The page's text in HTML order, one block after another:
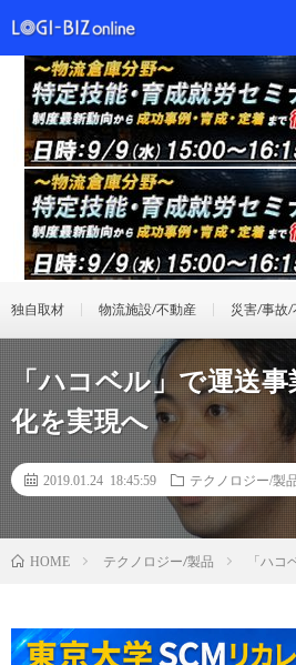
独自取材 物流施設/不動産 災害/事故/
「ハコベル」で運送
化を実現へ
2019.01.24 18:45:59 テクノロジー/製
HOME テクノロジー/製品 「ハ